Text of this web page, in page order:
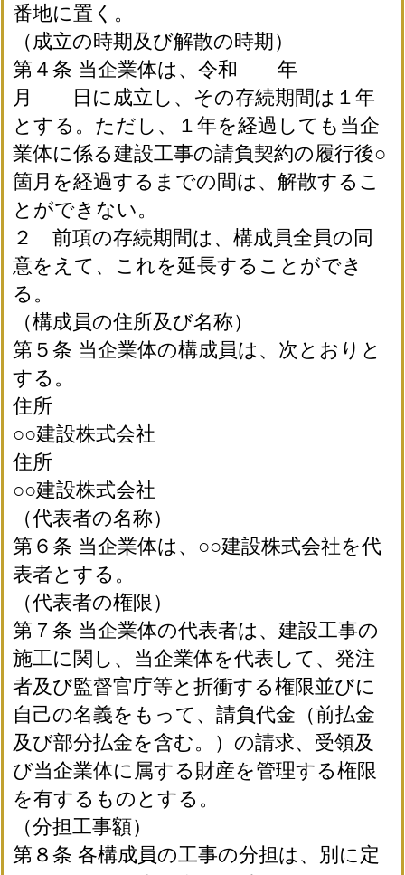
番地に置く。
（成立の時期及び解散の時期）
第４条 当企業体は、令和 年
月 日に成立し、その存続期間は１年
とする。ただし、１年を経過しても当企
業体に係る建設工事の請負契約の履行後○
箇月を経過するまでの間は、解散するこ
とができない。
２ 前項の存続期間は、構成員全員の同
意をえて、これを延長することができ
る。
（構成員の住所及び名称）
第５条 当企業体の構成員は、次とおりと
する。
住所
○○建設株式会社
住所
○○建設株式会社
（代表者の名称）
第６条 当企業体は、○○建設株式会社を代
表者とする。
（代表者の権限）
第７条 当企業体の代表者は、建設工事の
施工に関し、当企業体を代表して、発注
者及び監督官庁等と折衝する権限並びに
自己の名義をもって、請負代金（前払金
及び部分払金を含む。）の請求、受領及
び当企業体に属する財産を管理する権限
を有するものとする。
（分担工事額）
第８条 各構成員の工事の分担は、別に定